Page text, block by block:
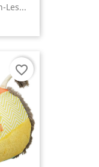
Les...
favorite_border